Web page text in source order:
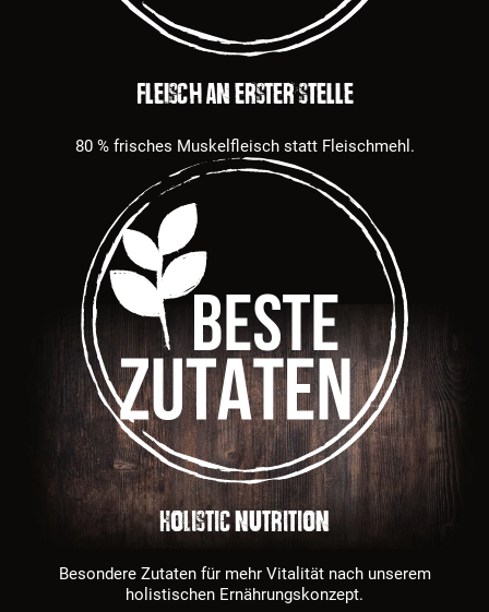
Fleisch an erster Stelle
80 % frisches Muskelfleisch statt Fleischmehl.
HOLISTIC NUTRITION
Besondere Zutaten für mehr Vitalität nach unserem
holistischen Ernährungskonzept.